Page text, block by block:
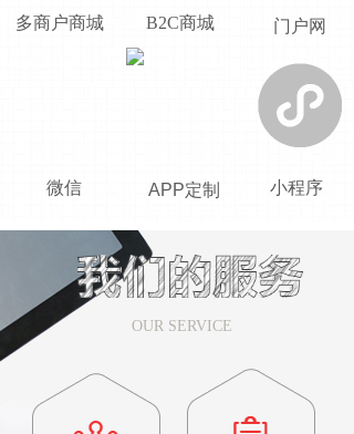
B2C商城
多商户商城 门户网
微信 小程序
APP定制
OUR SERVICE